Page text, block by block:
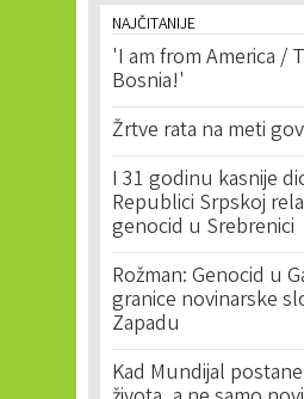
NAJČITANIJE
'I am from America /
Bosnia!'
Žrtve rata na meti
I 31 godinu kasnije
Republici Srpskoj
genocid u Srebrenici
Rožman: Genocid u
granice novinarske
Zapadu
Kad Mundijal